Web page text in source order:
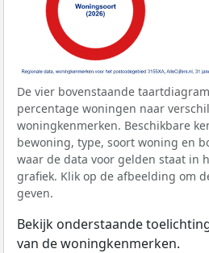
De vier bovenstaande
percentage woningen naar
woningkenmerken. Beschikbare
bewoning, type, soort woning en
waar de data voor gelden staat in
grafiek. Klik op de afbeelding om
geven.
Bekijk onderstaande
van de woningkenmerken.